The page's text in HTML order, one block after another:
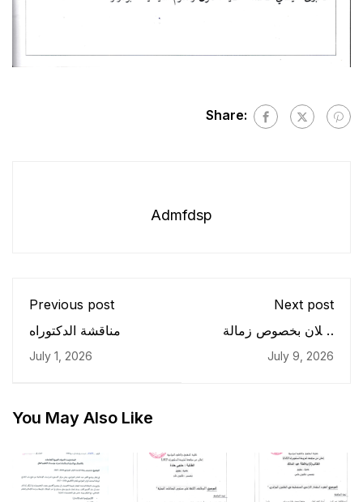
Share:
Admfdsp
Previous post
مناقشة الدكتوراه
July 1, 2026
Next post
إعلان بخصوص زمالة
الجزائري2026-2027
July 9, 2026
You May Also Like